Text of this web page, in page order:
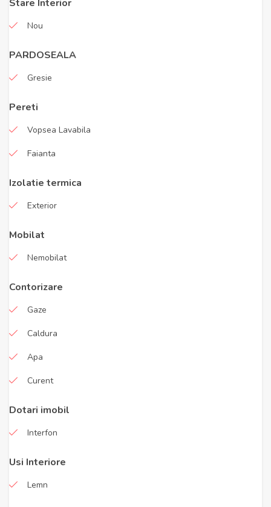
Stare Interior
Nou
PARDOSEALA
Gresie
Pereti
Vopsea Lavabila
Faianta
Izolatie termica
Exterior
Mobilat
Nemobilat
Contorizare
Gaze
Caldura
Apa
Curent
Dotari imobil
Interfon
Usi Interiore
Lemn